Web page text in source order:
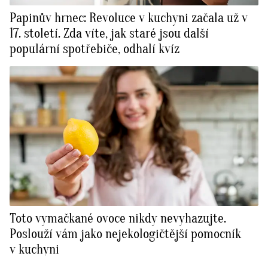
Papinův hrnec: Revoluce v kuchyni začala už v
17. století. Zda víte, jak staré jsou další
populární spotřebiče, odhalí kvíz
Toto vymačkané ovoce nikdy nevyhazujte.
Poslouží vám jako nejekologičtější pomocník
v kuchyni